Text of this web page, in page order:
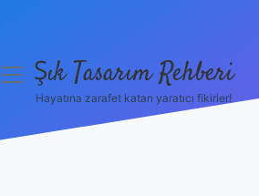
menüyüŞık Tasarım Rehberi
Hayatına zarafet katan yaratıcı fikirler!